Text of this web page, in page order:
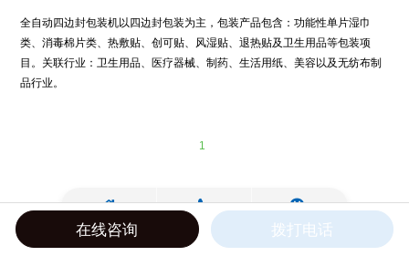
全自动四边封包装机以四边封包装为主，包装产品包含：功能性单片湿巾
类、消毒棉片类、热敷贴、创可贴、风湿贴、退热贴及卫生用品等包装项
目。关联行业：卫生用品、医疗器械、制药、生活用纸、美容以及无纺布制
品行业。
1
Copyright ©2022 瑞安市精峰机械有限公司 All Rights Reserved.浙ICP备18012622号-1
在线咨询 拨打电话